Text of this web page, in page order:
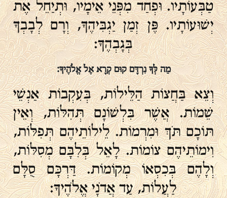
טַבְּעוֹתָיו. וּפְחַד מִפְּנֵי אֵימָיו, וּתְיַחֵל אֶת
יְשׁוּעוֹתָיו. פֶּן זְמַן יַגְבִּיהֶךָ, וְרָם לְבָבְךָ
בְּגָבְהֶךָ:
מַה לְּךָ נִרְדָּם קוּם קְרָא אֶל אֱלֹהֶיךָ:
וְצֵא בַּחֲצוֹת הַלֵּילוֹת, בְּעִקְבוֹת אַנְשֵׁי
שֵׁמוֹת. אֲשֶׁר בִּלְשׁוֹנָם תְּהִלּוֹת, וְאֵין
תּוֹכָם תֹּךְ וּמִרְמוֹת. לֵילוֹתֵיהֶם תְּפִלּוֹת,
וִימוֹתֵיהֶם צוֹמוֹת. לָאֵל בְּלִבָּם מְסִלּוֹת,
וְלָהֶם בְּכִסְאוֹ מְקוֹמוֹת. דַּרְכָּם סֻלָּם
לַעֲלוֹת, עַד אֲדֹנָי אֱלֹהֶיךָ: